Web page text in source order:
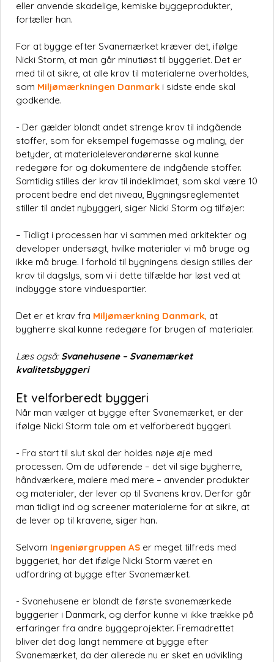
eller anvende skadelige, kemiske byggeprodukter,
fortæller han.
For at bygge efter Svanemærket kræver det, ifølge
Nicki Storm, at man går minutiøst til byggeriet. Det er
med til at sikre, at alle krav til materialerne overholdes,
som Miljømærkningen Danmark i sidste ende skal
godkende.
- Der gælder blandt andet strenge krav til indgående
stoffer, som for eksempel fugemasse og maling, der
betyder, at materialeleverandørerne skal kunne
redegøre for og dokumentere de indgående stoffer.
Samtidig stilles der krav til indeklimaet, som skal være 10
procent bedre end det niveau, Bygningsreglementet
stiller til andet nybyggeri, siger Nicki Storm og tilføjer:
– Tidligt i processen har vi sammen med arkitekter og
developer undersøgt, hvilke materialer vi må bruge og
ikke må bruge. I forhold til bygningens design stilles der
krav til dagslys, som vi i dette tilfælde har løst ved at
indbygge store vinduespartier.
Det er et krav fra Miljømærkning Danmark, at
bygherre skal kunne redegøre for brugen af materialer.
Læs også: Svanehusene – Svanemærket
kvalitetsbyggeri
Et velforberedt byggeri
Når man vælger at bygge efter Svanemærket, er der
ifølge Nicki Storm tale om et velforberedt byggeri.
- Fra start til slut skal der holdes nøje øje med
processen. Om de udførende – det vil sige bygherre,
håndværkere, malere med mere – anvender produkter
og materialer, der lever op til Svanens krav. Derfor går
man tidligt ind og screener materialerne for at sikre, at
de lever op til kravene, siger han.
Selvom Ingeniørgruppen AS er meget tilfreds med
byggeriet, har det ifølge Nicki Storm været en
udfordring at bygge efter Svanemærket.
- Svanehusene er blandt de første svanemærkede
byggerier i Danmark, og derfor kunne vi ikke trække på
erfaringer fra andre byggeprojekter. Fremadrettet
bliver det dog langt nemmere at bygge efter
Svanemærket, da der allerede nu er sket en udvikling